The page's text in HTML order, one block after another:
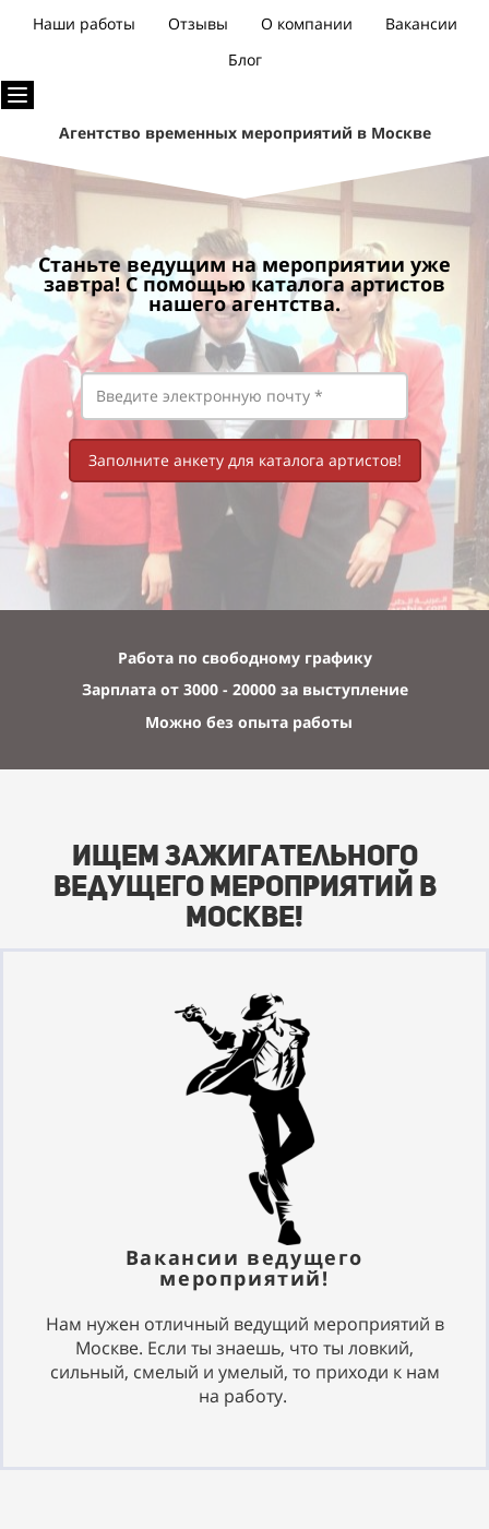
Наши работы Отзывы О компании
Вакансии
Блог
Агентство временных мероприятий в Москве
Станьте ведущим на мероприятии уже
завтра! С помощью каталога артистов
нашего агентства.
Заполните анкету для каталога артистов!
Работа по свободному графику
Зарплата от 3000 - 20000 за выступление
Можно без опыта работы
Ищем зажигательного
ведущего мероприятий в
Москве!
Вакансии ведущего
мероприятий!
Нам нужен отличный ведущий мероприятий в
Москве. Если ты знаешь, что ты ловкий,
сильный, смелый и умелый, то приходи к нам
на работу.